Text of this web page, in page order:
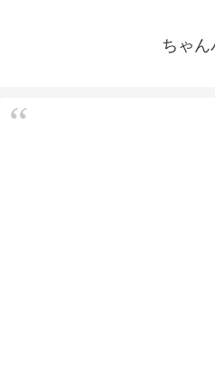
ちゃん